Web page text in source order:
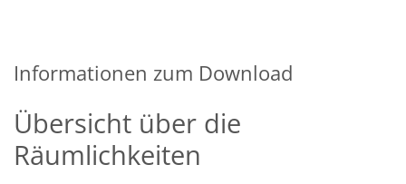
Informationen zum Download
Übersicht über die
Räumlichkeiten